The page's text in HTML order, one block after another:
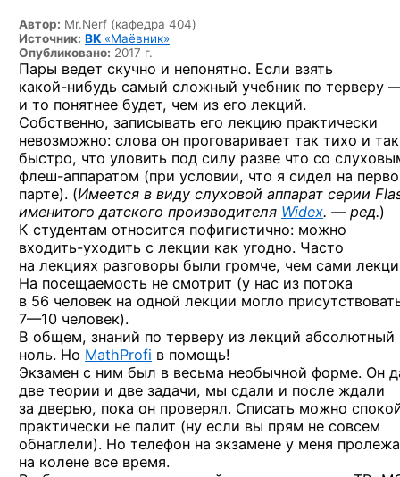
Автор: Mr.Nerf (кафедра 404)
Источник: ВК «Маёвник»
Опубликовано: 2017 г.
Пары ведет скучно и непонятно. Если взять
какой-нибудь самый сложный учебник по терверу
и то понятнее будет, чем из его лекций.
Собственно, записывать его лекцию практически
невозможно: слова он проговаривает так тихо и так
быстро, что уловить под силу разве что со
флеш-аппаратом (при условии, что я сидел на
парте). (Имеется в виду слуховой аппарат серии
именитого датского производителя Widex. — ред.)
К студентам относится пофигистично: можно
входить-уходить с лекции как угодно. Часто
на лекциях разговоры были громче, чем сами
На посещаемость не смотрит (у нас из потока
в 56 человек на одной лекции могло
7—10 человек).
В общем, знаний по терверу из лекций абсолютный
ноль. Но MathProfi в помощь!
Экзамен с ним был в весьма необычной форме. Он
две теории и две задачи, мы сдали и после ждали
за дверью, пока он проверял. Списать можно
практически не палит (ну если вы прям не совсем
обнаглели). Но телефон на экзамене у меня
на колене все время.